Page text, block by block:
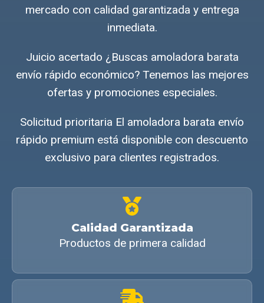
mercado con calidad garantizada y entrega
inmediata.
Juicio acertado ¿Buscas amoladora barata
envío rápido económico? Tenemos las mejores
ofertas y promociones especiales.
Solicitud prioritaria El amoladora barata envío
rápido premium está disponible con descuento
exclusivo para clientes registrados.
Calidad Garantizada
Productos de primera calidad